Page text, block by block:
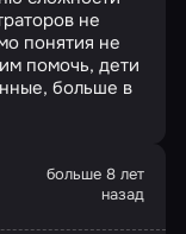
не
понятия не
помочь, дети
больше в
больше 8 лет
назад